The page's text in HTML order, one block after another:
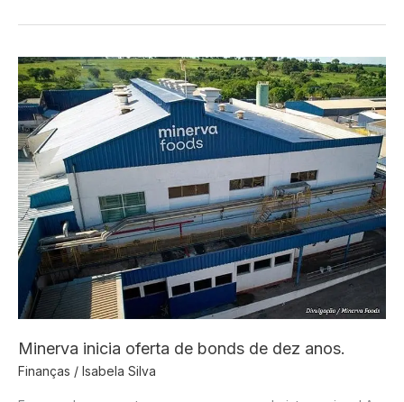
exportadores
habilitados
para
linha
de
crédito
de
R$
15
bilhões
do
governo
federal
Minerva inicia oferta de bonds de dez anos.
Finanças / Isabela Silva